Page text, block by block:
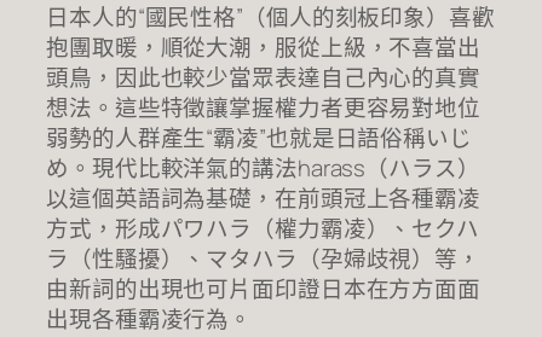
日本人的“國民性格”（個人的刻板印象）喜歡
抱團取暖，順從大潮，服從上級，不喜當出
頭鳥，因此也較少當眾表達自己內心的真實
想法。這些特徵讓掌握權力者更容易對地位
弱勢的人群產生“霸凌”也就是日語俗稱いじ
め。現代比較洋氣的講法harass（ハラス）
以這個英語詞為基礎，在前頭冠上各種霸凌
方式，形成パワハラ（權力霸凌）、セクハ
ラ（性騷擾）、マタハラ（孕婦歧視）等，
由新詞的出現也可片面印證日本在方方面面
出現各種霸凌行為。